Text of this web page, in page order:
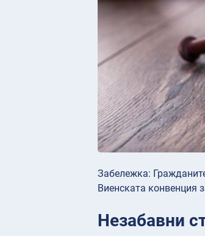
Забележка:
Виенската конвенция
Незабавни